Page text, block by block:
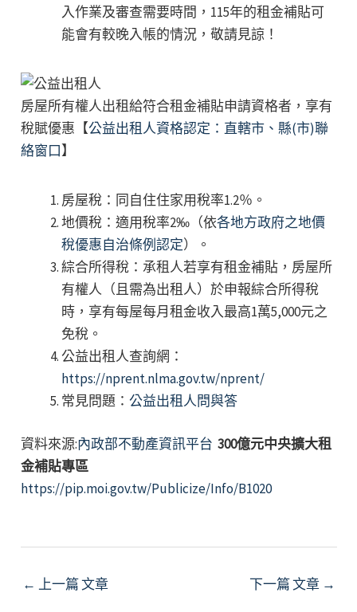
入作業及審查需要時間，115年的租金補貼可
能會有較晚入帳的情況，敬請見諒！
房屋所有權人出租給符合租金補貼申請資格者，享有
稅賦優惠【公益出租人資格認定：直轄市、縣(市)聯
絡窗口】
房屋稅：同自住住家用稅率1.2％。
地價稅：適用稅率2‰（依各地方政府之地價
稅優惠自治條例認定）。
綜合所得稅：承租人若享有租金補貼，房屋所
有權人（且需為出租人）於申報綜合所得稅
時，享有每屋每月租金收入最高1萬5,000元之
免稅。
公益出租人查詢網：
https://nprent.nlma.gov.tw/nprent/
常見問題： 公益出租人問與答
資料來源:內政部不動產資訊平台 300億元中央擴大租
金補貼專區
https://pip.moi.gov.tw/Publicize/Info/B1020
Post
← 上一篇 文章 下一篇 文章 →